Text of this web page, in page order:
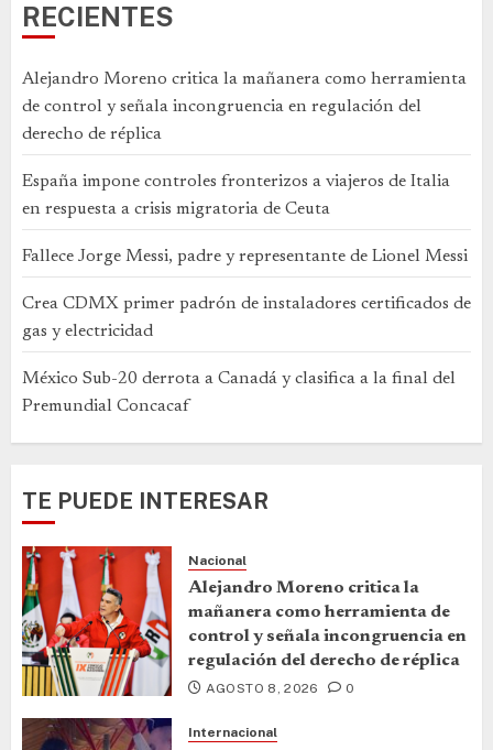
RECIENTES
Alejandro Moreno critica la mañanera como herramienta
de control y señala incongruencia en regulación del
derecho de réplica
España impone controles fronterizos a viajeros de Italia
en respuesta a crisis migratoria de Ceuta
Fallece Jorge Messi, padre y representante de Lionel Messi
Crea CDMX primer padrón de instaladores certificados de
gas y electricidad
México Sub-20 derrota a Canadá y clasifica a la final del
Premundial Concacaf
TE PUEDE INTERESAR
Nacional
Alejandro Moreno critica la
mañanera como herramienta de
control y señala incongruencia en
regulación del derecho de réplica
AGOSTO 8, 2026 0
Internacional